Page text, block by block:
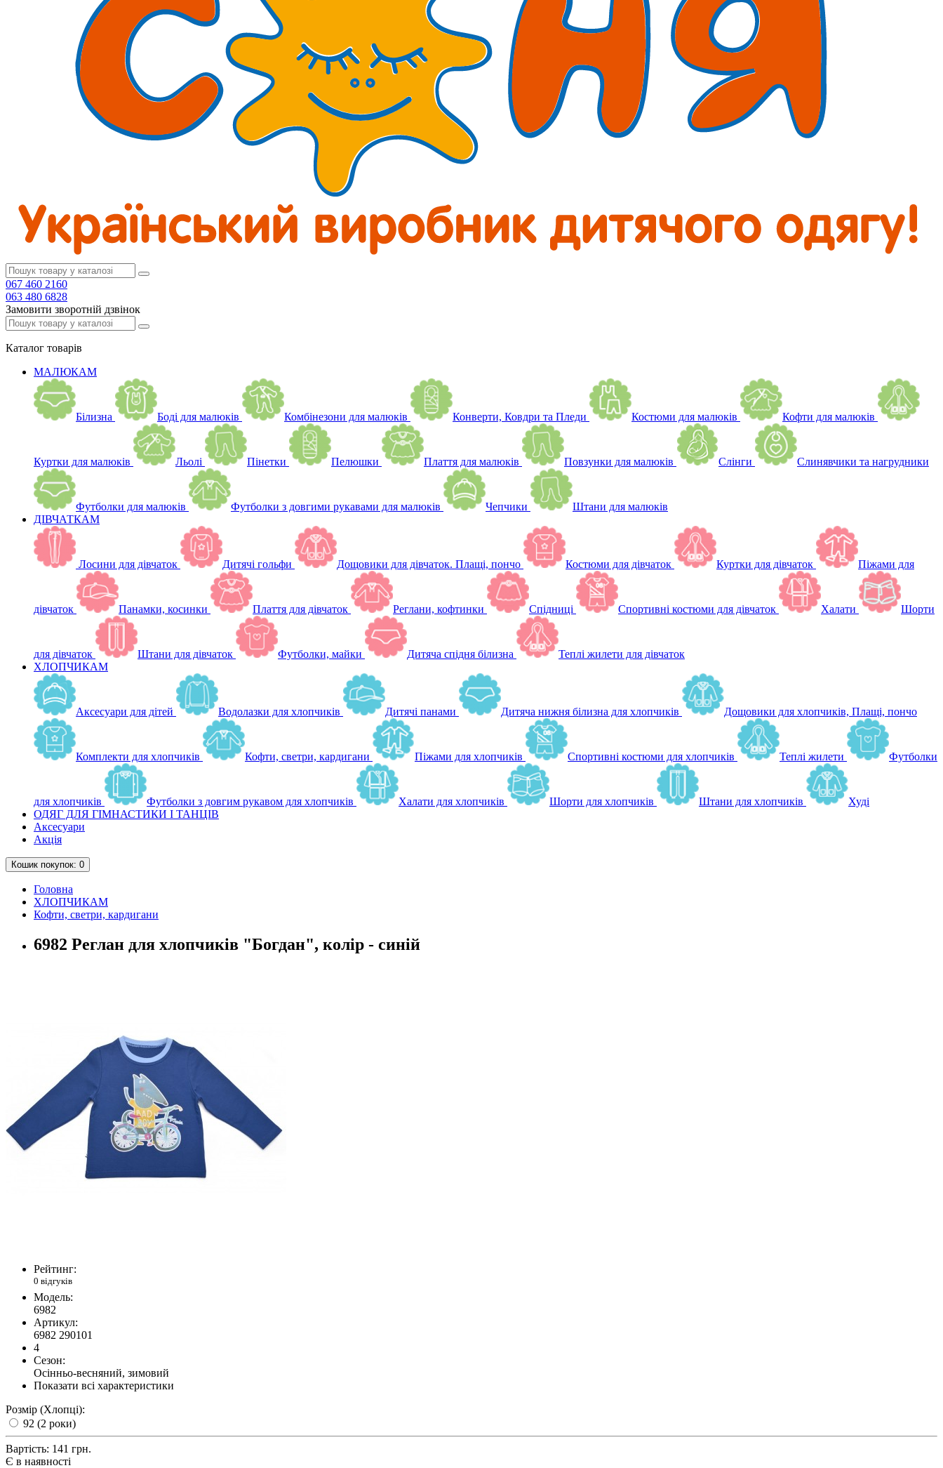
067 460 2160
063 480 6828
Замовити зворотній дзвінок
Каталог товарів
МАЛЮКАМ
Білизна Боді для малюків Комбінезони для малюків Конверти, Ковдри та Пледи Костюми для малюків Кофти для малюків
Куртки для малюків Льолі Пінетки Пелюшки Плаття для малюків Повзунки для малюків Слінги Слинявчики та нагрудники
Футболки для малюків Футболки з довгими рукавами для малюків Чепчики
Штани для малюків
ДІВЧАТКАМ
Лосини для дівчаток Дитячі гольфи Дощовики для дівчаток. Плащі, пончо Костюми для дівчаток Куртки для дівчаток Піжами для
дівчаток Панамки, косинки Плаття для дівчаток Реглани, кофтинки Спідниці Спортивні костюми для дівчаток Халати Шорти
для дівчаток Штани для дівчаток Футболки, майки Дитяча спідня білизна
Теплі жилети для дівчаток
ХЛОПЧИКАМ
Аксесуари для дітей Водолазки для хлопчиків Дитячі панами Дитяча нижня білизна для хлопчиків Дощовики для хлопчиків, Плащі, пончо
Комплекти для хлопчиків Кофти, светри, кардигани Піжами для хлопчиків Спортивні костюми для хлопчиків Теплі жилети Футболки
для хлопчиків Футболки з довгим рукавом для хлопчиків Халати для хлопчиків Шорти для хлопчиків Штани для хлопчиків
Худі
ОДЯГ ДЛЯ ГІМНАСТИКИ І ТАНЦІВ
Аксесуари
Акція
Кошик покупок: 0
Головна
ХЛОПЧИКАМ
Кофти, светри, кардигани
6982 Реглан для хлопчиків "Богдан", колір - синій
Рейтинг:
0 відгуків
Модель:
6982
Артикул:
6982 290101
4
Сезон:
Осінньо-весняний, зимовий
Показати всі характеристики
Розмір (Хлопці):
92 (2 роки)
Вартість: 141 грн.
Є в наявності